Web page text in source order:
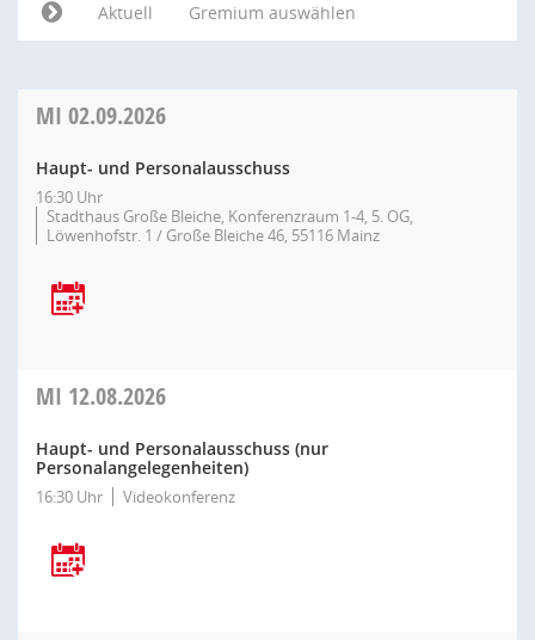
Aktuell
Gremium auswählen
MI 02.09.2026
Haupt- und Personalausschuss
16:30 Uhr
Stadthaus Große Bleiche, Konferenzraum 1-4, 5. OG,
Löwenhofstr. 1 / Große Bleiche 46, 55116 Mainz
MI 12.08.2026
Haupt- und Personalausschuss (nur
Personalangelegenheiten)
16:30 Uhr Videokonferenz